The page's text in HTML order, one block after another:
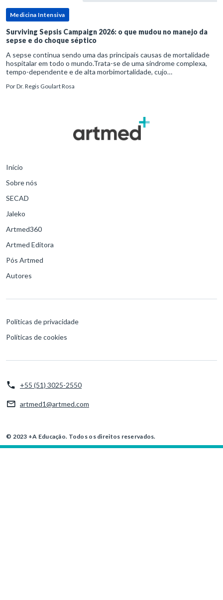
Medicina Intensiva
Surviving Sepsis Campaign 2026: o que mudou no manejo da
sepse e do choque séptico
A sepse continua sendo uma das principais causas de mortalidade
hospitalar em todo o mundo.Trata-se de uma síndrome complexa,
tempo-dependente e de alta morbimortalidade, cujo
para o desfe
PorDr. Regis Goulart Rosa
Início
Sobre nós
SECAD
Jaleko
Artmed360
Artmed Editora
Pós Artmed
Autores
Políticas de privacidade
Políticas de cookies
+55 (51) 3025-2550
artmed1@artmed.com
© 2023 +A Educação. Todos os direitos reservados.